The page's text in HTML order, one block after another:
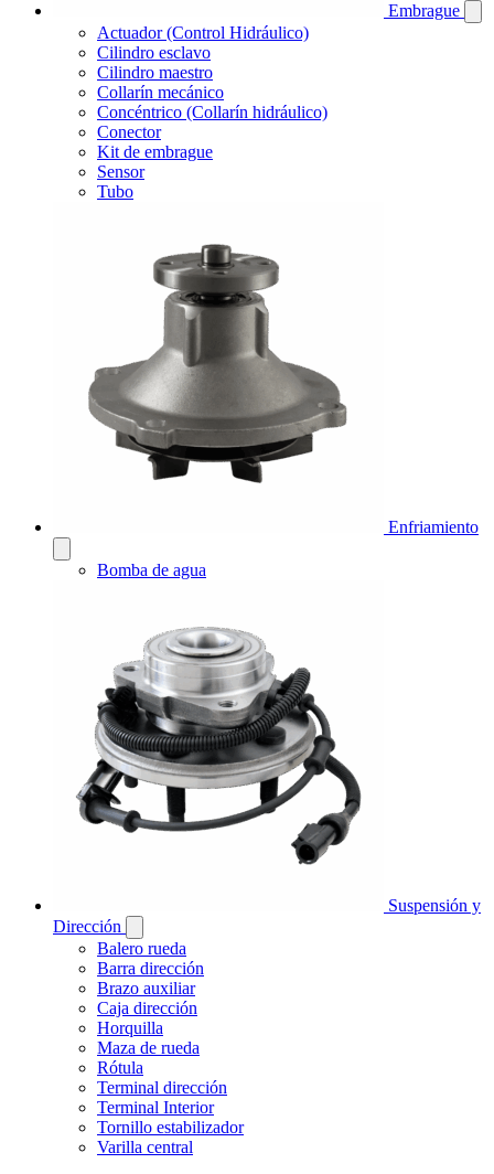
Embrague
Actuador (Control Hidráulico)
Cilindro esclavo
Cilindro maestro
Collarín mecánico
Concéntrico (Collarín hidráulico)
Conector
Kit de embrague
Sensor
Tubo
Enfriamiento
Bomba de agua
Suspensión y
Dirección
Balero rueda
Barra dirección
Brazo auxiliar
Caja dirección
Horquilla
Maza de rueda
Rótula
Terminal dirección
Terminal Interior
Tornillo estabilizador
Varilla central